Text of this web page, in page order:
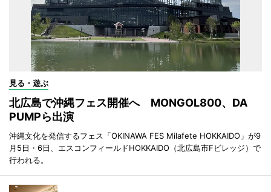
見る・遊ぶ
北広島で沖縄フェス開催へ MONGOL800、DA
PUMPら出演
沖縄文化を発信するフェス「OKINAWA FES Milafete HOKKAIDO」が9
月5日・6日、エスコンフィールドHOKKAIDO（北広島市Fビレッジ）で
行われる。